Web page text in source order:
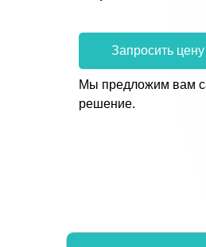
Запросить цену
Мы предложим вам
решение.